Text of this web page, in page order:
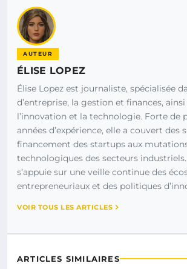
AUTEUR
ÉLISE LOPEZ
Élise Lopez est journaliste, spécialisée
d’entreprise, la gestion et finances,
l’innovation et la technologie. Forte de
années d’expérience, elle a couvert des
financement des startups aux
technologiques des secteurs
s’appuie sur une veille continue des
entrepreneuriaux et des politiques
VOIR TOUS LES ARTICLES
ARTICLES SIMILAIRES